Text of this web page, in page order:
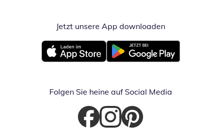
Jetzt unsere App downloadenÖffnet in
Öffnet in neuem FensterÖffnet in neuem Fenster
Folgen Sie heine auf Social Media
Öffnet in neuem Fenster
Öffnet in neuem Fenster
Öffnet in neuem Fenster